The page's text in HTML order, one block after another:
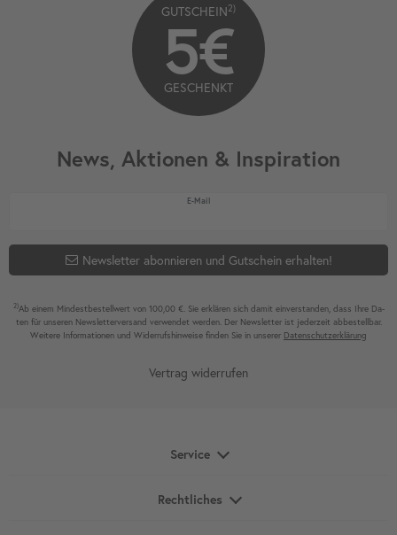
News, Aktionen & Inspiration
E-MailNewsletter Honig
Newsletter abonnieren und Gutschein erhalten!
2)Ab einem Mindest­bestell­wert von 100,00 €. Sie erklären sich damit ein­ver­standen, dass Ihre Da­
ten für unseren News­letter­versand ver­wen­det werden. Der News­letter ist jeder­zeit ab­bestel­lbar.
Weitere Infor­mationen und Wider­rufshin­weise finden Sie in unserer Daten­schutz­erklärung
GUTSCHEIN2)
5€
GESCHENKT
Vertrag widerrufen
Service
Rechtliches